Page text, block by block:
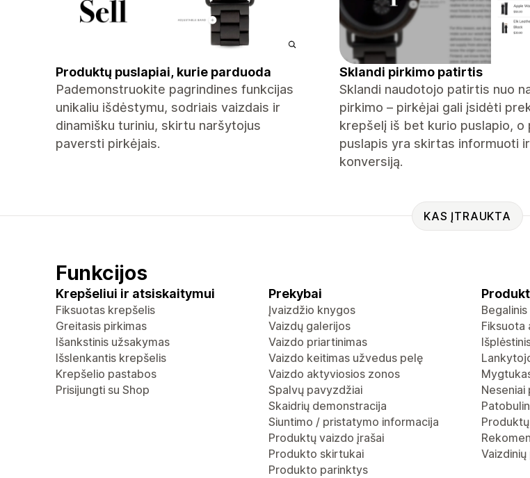
Produktų puslapiai, kurie parduoda
Pademonstruokite pagrindines funkcijas
unikaliu išdėstymu, sodriais vaizdais ir
dinamišku turiniu, skirtu naršytojus
paversti pirkėjais.
Sklandi pirkimo patirtis
Sklandi naudotojo patirtis nuo
pirkimo – pirkėjai gali įsidėti
krepšelį iš bet kurio puslapio, o
puslapis yra skirtas informuoti
konversiją.
KAS ĮTRAUKTA
Funkcijos
Krepšeliui ir atsiskaitymui
Fiksuotas krepšelis
Greitasis pirkimas
Išankstinis užsakymas
Išslenkantis krepšelis
Krepšelio pastabos
Prisijungti su Shop
Prekybai
Įvaizdžio knygos
Vaizdų galerijos
Vaizdo priartinimas
Vaizdo keitimas užvedus pelę
Vaizdo aktyviosios zonos
Spalvų pavyzdžiai
Skaidrių demonstracija
Siuntimo / pristatymo informacija
Produktų vaizdo įrašai
Produkto skirtukai
Produkto parinktys
Fiksuota
Neseniai